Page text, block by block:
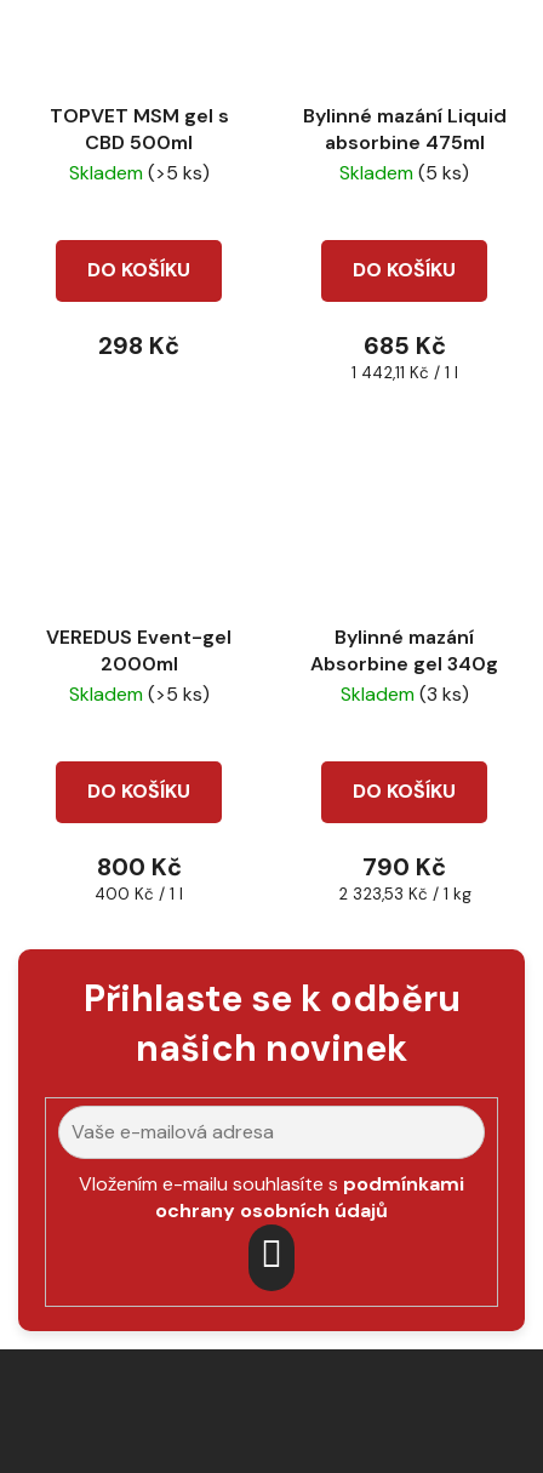
TOPVET MSM gel s
CBD 500ml
Skladem(>5 ks)
DO KOŠÍKU
298 Kč
Bylinné mazání Liquid
absorbine 475ml
Skladem(5 ks)
DO KOŠÍKU
685 Kč
Měrná
1 442,11 Kč / 1 l
VEREDUS Event-gel
2000ml
Skladem(>5 ks)
DO KOŠÍKU
800 Kč
Měrná
400 Kč / 1 l
Bylinné mazání
Absorbine gel 340g
Skladem(3 ks)
DO KOŠÍKU
790 Kč
Měrná
2 323,53 Kč / 1 kg
Přihlaste se k odběru
našich novinek
Vložením e-mailu souhlasíte s podmínkami
ochrany osobních údajů
PŘIHLÁSIT
SE